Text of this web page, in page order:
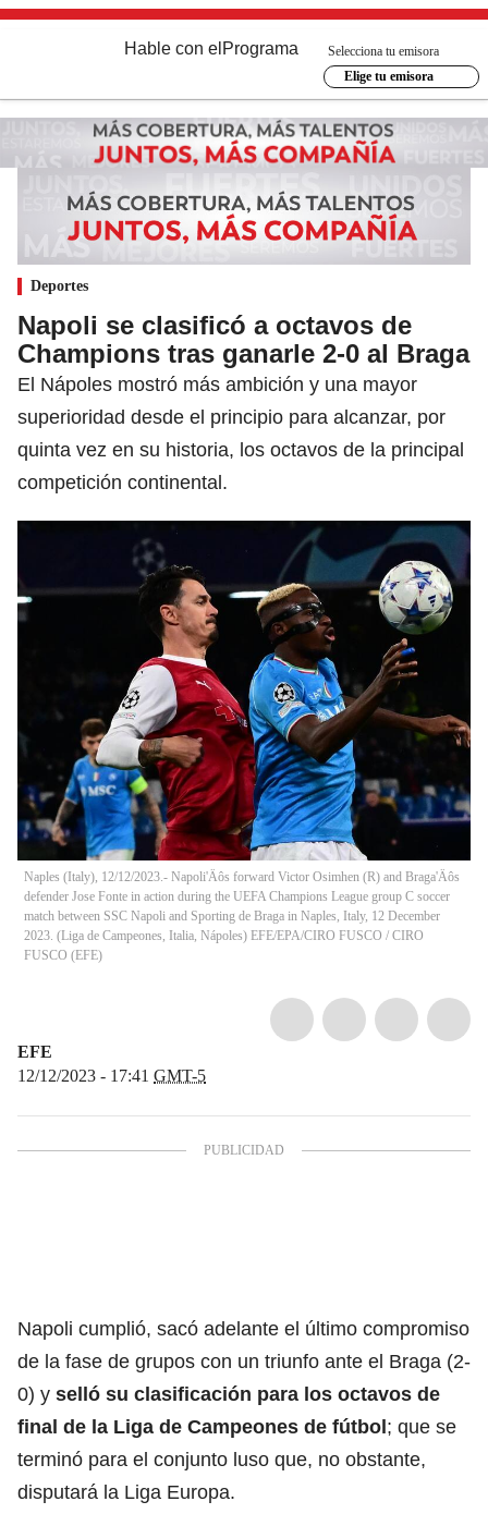
Hable con el Programa
Selecciona tu emisora
Elige tu emisora
Deportes
Napoli se clasificó a octavos de
Champions tras ganarle 2-0 al Braga
El Nápoles mostró más ambición y una mayor
superioridad desde el principio para alcanzar, por
quinta vez en su historia, los octavos de la principal
competición continental.
Naples (Italy), 12/12/2023.- Napoli'Äôs forward Victor Osimhen (R) and Braga'Äôs
defender Jose Fonte in action during the UEFA Champions League group C soccer
match between SSC Napoli and Sporting de Braga in Naples, Italy, 12 December
2023. (Liga de Campeones, Italia, Nápoles) EFE/EPA/CIRO FUSCO / CIRO
FUSCO (EFE)
EFE
12/12/2023 - 17:41 GMT-5
Napoli cumplió, sacó adelante el último compromiso
de la fase de grupos con un triunfo ante el Braga (2-
0) y selló su clasificación para los octavos de
final de la Liga de Campeones de fútbol; que se
terminó para el conjunto luso que, no obstante,
disputará la Liga Europa.